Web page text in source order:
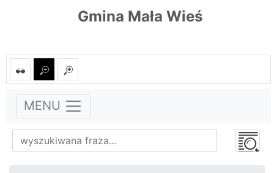
Gmina Mała Wieś
MENU